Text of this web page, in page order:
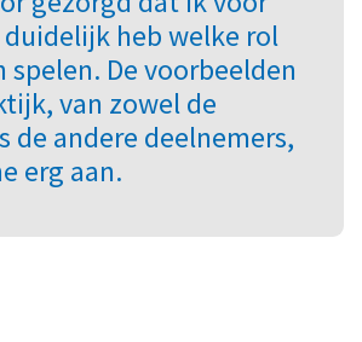
heb welke rol
spelen. De voorbeelden
van zowel de
de andere deelnemers,
erg aan.